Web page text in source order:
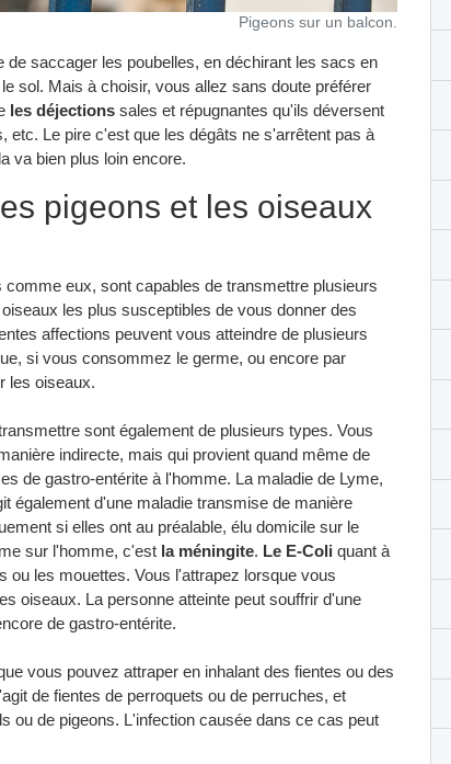
Pigeons sur un balcon.
saccager les poubelles, en déchirant les sacs en
sol. Mais à choisir, vous allez sans doute préférer
les déjections sales et répugnantes qu'ils déversent
Le pire c'est que les dégâts ne s'arrêtent pas à
va bien plus loin encore.
pigeons et les oiseaux
eux, sont capables de transmettre plusieurs
les plus susceptibles de vous donner des
affections peuvent vous atteindre de plusieurs
si vous consommez le germe, ou encore par
les oiseaux.
sont également de plusieurs types. Vous
indirecte, mais qui provient quand même de
de gastro-entérite à l'homme. La maladie de Lyme,
également d'une maladie transmise de manière
si elles ont au préalable, élu domicile sur le
sur l'homme, c'est la méningite. Le E-Coli quant à
ou les mouettes. Vous l'attrapez lorsque vous
oiseaux. La personne atteinte peut souffrir d'une
de gastro-entérite.
vous pouvez attraper en inhalant des fientes ou des
de fientes de perroquets ou de perruches, et
ou de pigeons. L'infection causée dans ce cas peut